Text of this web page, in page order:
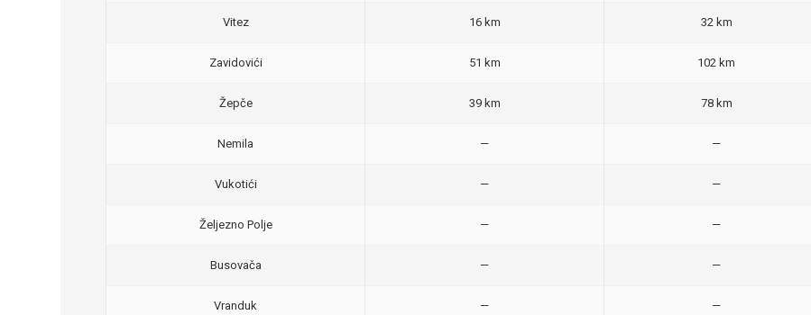
Vitez 16 km 32 km
Zavidovići 51 km 102 km
Žepče 39 km 78 km
Nemila — —
Vukotići — —
Željezno Polje — —
Busovača — —
Vranduk — —